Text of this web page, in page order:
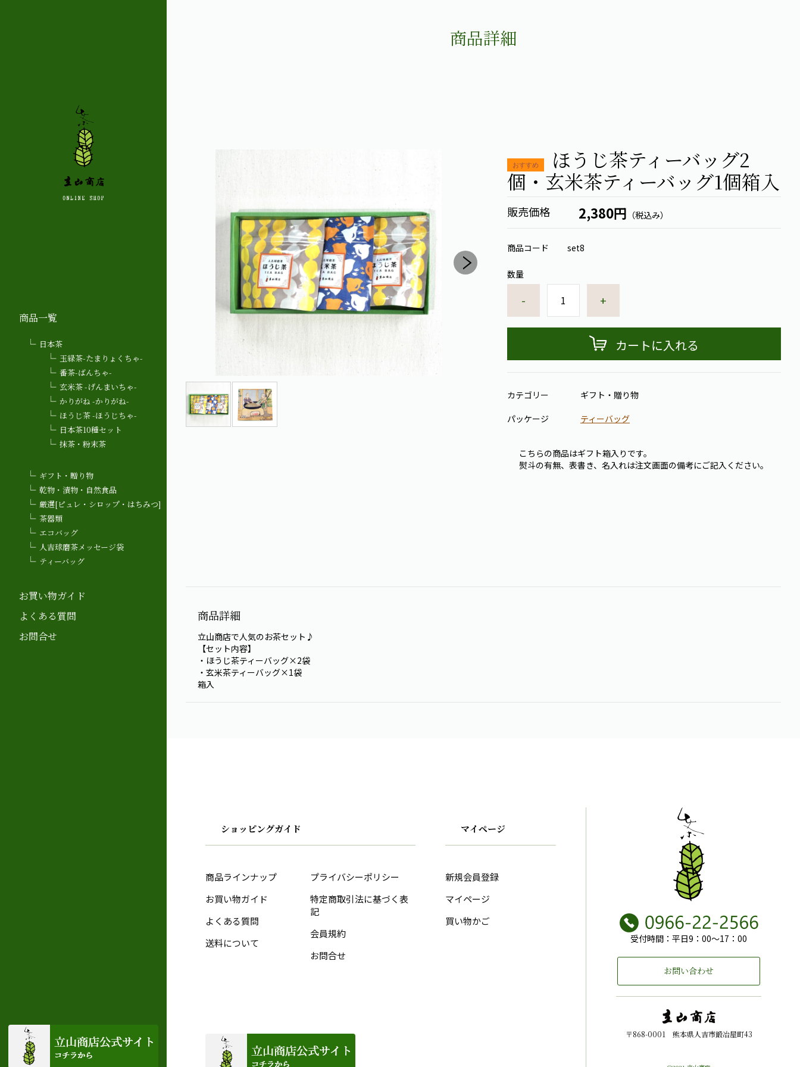
商品一覧
日本茶
玉緑茶-たまりょくちゃ-
番茶-ばんちゃ-
玄米茶 -げんまいちゃ-
かりがね -かりがね-
ほうじ茶 -ほうじちゃ-
日本茶10種セット
抹茶・粉末茶
ギフト・贈り物
乾物・漬物・自然食品
厳選[ピュレ・シロップ・はちみつ]
茶器類
エコバッグ
人吉球磨茶メッセージ袋
ティーバッグ
お買い物ガイド
よくある質問
お問合せ
商品詳細
ほうじ茶ティーバッグ2
個・玄米茶ティーバッグ1個箱入
販売価格 2,380円 （税込み）
商品コード set8
数量
- +
カートに入れる
カテゴリー
ギフト・贈り物
パッケージ
ティーバッグ
こちらの商品はギフト箱入りです。
熨斗の有無、表書き、名入れは注文画面の備考にご記入ください。
商品詳細
立山商店で人気のお茶セット♪
【セット内容】
・ほうじ茶ティーバッグ×2袋
・玄米茶ティーバッグ×1袋
箱入
ショッピングガイド
商品ラインナップ
お買い物ガイド
よくある質問
送料について
プライバシーポリシー
特定商取引法に基づく表
記
会員規約
お問合せ
マイページ
新規会員登録
マイページ
買い物かご
受付時間：平日9：00～17：00
お問い合わせ
〒868-0001 熊本県人吉市鍛冶屋町43